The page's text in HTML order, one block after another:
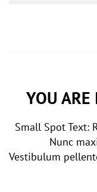
YOU ARE
Small Spot Text:
Nunc
Vestibulum